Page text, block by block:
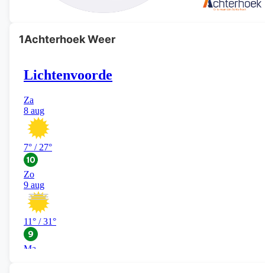
1Achterhoek Weer